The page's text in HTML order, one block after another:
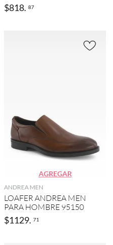
$818. 87
AGREGAR
ANDREA MEN
LOAFER ANDREA MEN
PARA HOMBRE 95150
$1129. 71